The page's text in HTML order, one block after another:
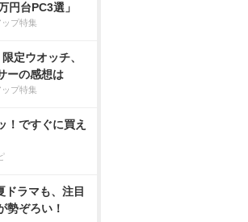
円台PC3選」
プ特集
限定ウオッチ、
ーの感想は
プ特集
！ですぐに買え
ドラマも、注目
勢ぞろい！